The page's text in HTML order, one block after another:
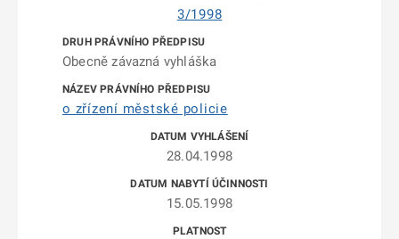
3/1998
Obecně závazná vyhláška
o zřízení městské policie
28.04.1998
15.05.1998